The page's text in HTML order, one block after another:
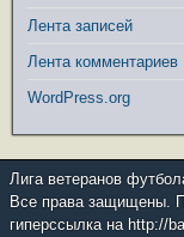
Лента записей
Лента комментариев
WordPress.org
Лига ветеранов
Все права защищены.
гиперссылка на http://